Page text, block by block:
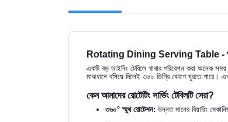
Rotating Dining Serving Table -
একটি বড় ডাইনিং টেবিলে খাবার পরিবেশন করা অনেক
মাঝখানে বসিয়ে দিলেই ৩৬০ ডিগ্রি কোণে ঘুরতে পারে।
কেন আমাদের রোটেটিং সার্ভিং টেবিলটি সেরা?
৩৬০° স্মুথ রোটেশন: উন্নত মানের বিয়ারিং